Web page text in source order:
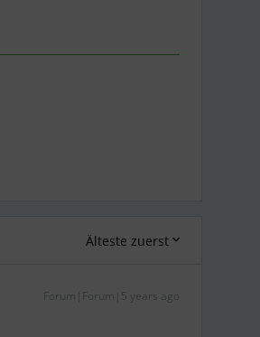
Älteste zuerst
Forum|Forum|5 years ago